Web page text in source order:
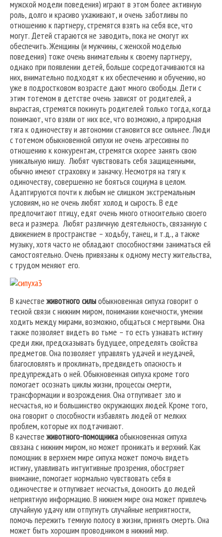
мужской модели поведения) играют в этом более активную
роль, долго и красиво ухаживают, и очень заботливы по
отношению к партнеру, стремятся взять на себя все, что
могут. Детей стараются не заводить, пока не смогут их
обеспечить. Женщины (и мужчины, с женской моделью
поведения) тоже очень внимательны к своему партнеру,
однако при появлении детей, больше сосредотачиваются на
них, внимательно подходят к их обеспечению и обучению, но
уже в подростковом возрасте дают много свободы. Дети с
этим тотемом в детстве очень зависят от родителей, а
вырастая, стремятся покинуть родителей только тогда, когда
понимают, что взяли от них все, что возможно, а природная
тяга к одиночеству и автономии становится все сильнее. Люди
с тотемом обыкновенной сипухи не очень агрессивны по
отношению к конкурентам, стремятся скорее занять свою
уникальную нишу. Любят чувствовать себя защищенными,
обычно имеют страховку и заначку. Несмотря на тягу к
одиночеству, совершенно не бояться социума в целом.
Адаптируются почти к любым не слишком экстремальным
условиям, но не очень любят холод и сырость. В еде
предпочитают птицу, едят очень много относительно своего
веса и размера. Любят различную деятельность, связанную с
движением в пространстве – ходьбу, танец, и т.д., а также
музыку, хотя часто не обладают способностями заниматься ей
самостоятельно. Очень привязаны к одному месту жительства,
с трудом меняют его.
В качествеживотного силыобыкновенная сипуха говорит о
тесной связи с нижним миром, понимании конечности, умении
ходить между мирами, возможно, общаться с мертвыми. Она
также позволяет видеть во тьме – то есть узнавать истину
среди лжи, предсказывать будущее, определять свойства
предметов. Она позволяет управлять удачей и неудачей,
благословлять и проклинать, предвидеть опасность и
предупреждать о ней. Обыкновенная сипуха кроме того
помогает осознать циклы жизни, процессы смерти,
трансформации и возрождения. Она отпугивает зло и
несчастья, но и большинство окружающих людей. Кроме того,
она говорит о способности избавлять людей от мелких
проблем, которые их подтачивают.
В качествеживотного-помощникаобыкновенная сипуха
связана с нижним миром, но может проникать и верхний. Как
помощник в верхнем мире сипуха может помочь видеть
истину, улавливать интуитивные прозрения, обостряет
внимание, помогает нормально чувствовать себя в
одиночестве и отпугивает несчастья, доносить до людей
неприятную информацию. В нижнем мире она может привлечь
случайную удачу или отпугнуть случайные неприятности,
помочь пережить темную полосу в жизни, принять смерть. Она
может быть хорошим проводником в нижний мир.